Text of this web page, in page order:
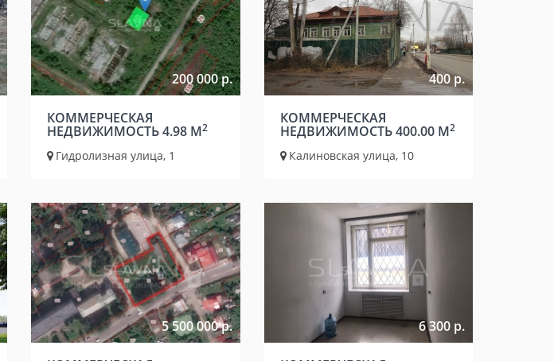
200 000 р.
КОММЕРЧЕСКАЯ
НЕДВИЖИМОСТЬ 4.98 М2
Гидролизная улица, 1
400 р.
КОММЕРЧЕСКАЯ
НЕДВИЖИМОСТЬ 400.00 М2
Калиновская улица, 10
5 500 000 р. 6 300 р.